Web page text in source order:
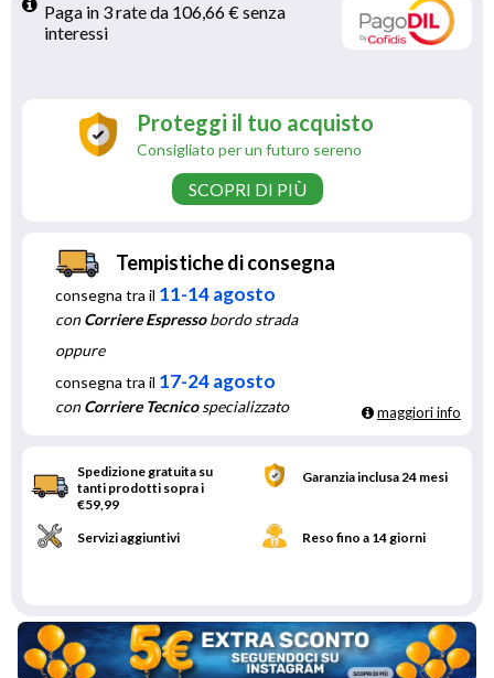
Paga in 3 rate da 106,66 € senza
interessi
Proteggi il tuo acquisto
Consigliato per un futuro sereno
SCOPRI DI PIÙ
Tempistiche di consegna
consegna tra il 11-14 agosto
conCorriere Espressobordo strada
oppure
consegna tra il 17-24 agosto
conCorriere Tecnicospecializzato maggiori info
Spedizione gratuita su
tanti prodotti sopra i
€59,99
Garanzia inclusa 24 mesi
Servizi aggiuntivi Reso fino a 14 giorni